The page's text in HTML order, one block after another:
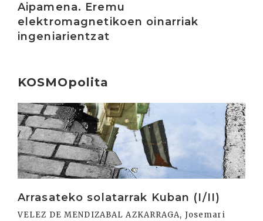
Aipamena. Eremu
elektromagnetikoen oinarriak
ingeniarientzat
KOSMOpolita
Arrasateko solatarrak Kuban (I/II)
VELEZ DE MENDIZABAL AZKARRAGA, Josemari
Irakurri